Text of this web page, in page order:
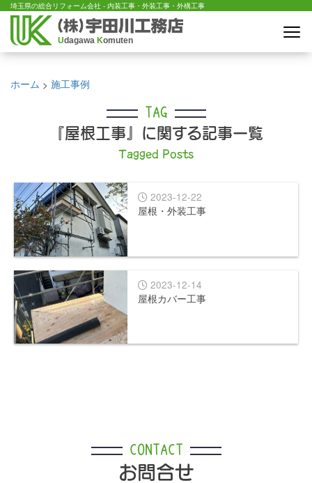
埼玉県の総合リフォーム会社 - 内装工事・外装工事・外構工事
Udagawa Komuten
ホーム > 施工事例
TAG
『屋根工事』に関する記事一覧
Tagged Posts
2023-12-22
屋根・外装工事
2023-12-14
屋根カバー工事
CONTACT
お問合せ